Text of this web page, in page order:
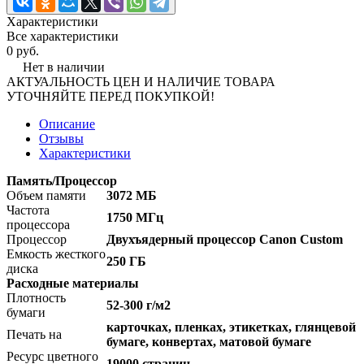
Характеристики
Все характеристики
0 руб.
Нет в наличии
АКТУАЛЬНОСТЬ ЦЕН И НАЛИЧИЕ ТОВАРА
УТОЧНЯЙТЕ ПЕРЕД ПОКУПКОЙ!
Описание
Отзывы
Характеристики
Память/Процессор
Объем памяти
3072 МБ
Частота
процессора
1750 МГц
Процессор
Двухъядерный процессор Canon Custom
Емкость жесткого
диска
250 ГБ
Расходные материалы
Плотность
бумаги
52-300 г/м2
Печать на
карточках, пленках, этикетках, глянцевой
бумаге, конвертах, матовой бумаге
Ресурс цветного